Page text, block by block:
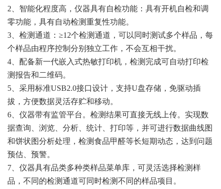
2、智能化程度高，仪器具有自检功能：具有开机自检和调
零功能，具有自动检测重复性功能。
3、检测通道：≥12个检测通道，可以同时测试多个样品，每
个样品由程序控制分别独立工作，不会互相干扰。
4、配备新一代嵌入式热敏打印机，检测完成可自动打印检
测报告和二维码。
5、采用标准USB2.0接口设计，支持U盘存储，免驱动插
拔，方便数据灵活存贮和移动。
6、仪器带有监管平台。检测结果可直接无线上传。实现数
据查询、浏览、分析、统计、打印等，并可进行数据曲线图
和饼状图分析处理，检测食品甲醛等长短期动态，达到问题
预估、预警。
7、仪器具有品类多种类样品菜单库，可灵活选择检测样
品，不同的检测通道可同时检测不同的样品项目。